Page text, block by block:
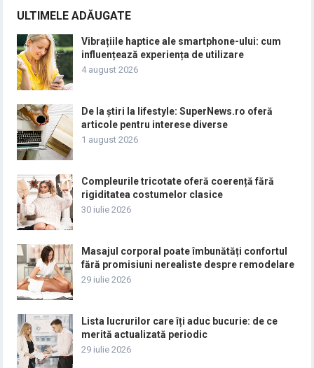
ULTIMELE ADĂUGATE
Vibrațiile haptice ale smartphone-ului: cum
influențează experiența de utilizare
4 august 2026
De la știri la lifestyle: SuperNews.ro oferă
articole pentru interese diverse
1 august 2026
Compleurile tricotate oferă coerență fără
rigiditatea costumelor clasice
30 iulie 2026
Masajul corporal poate îmbunătăți confortul
fără promisiuni nerealiste despre remodelare
29 iulie 2026
Lista lucrurilor care îți aduc bucurie: de ce
merită actualizată periodic
29 iulie 2026